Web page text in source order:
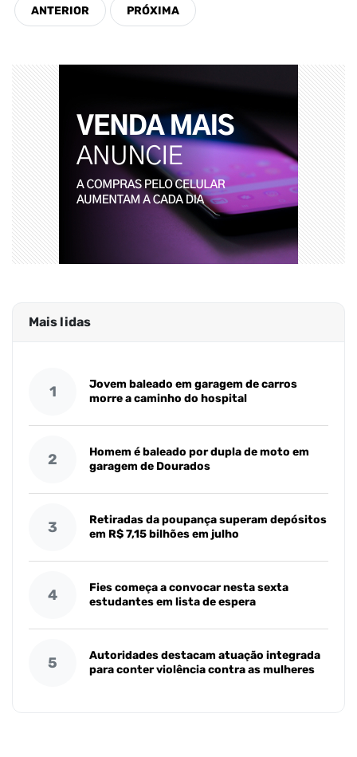
Mais lidas
1
Jovem baleado em garagem de carros
morre a caminho do hospital
2
Homem é baleado por dupla de moto em
garagem de Dourados
3
Retiradas da poupança superam depósitos
em R$ 7,15 bilhões em julho
4
Fies começa a convocar nesta sexta
estudantes em lista de espera
5
Autoridades destacam atuação integrada
para conter violência contra as mulheres